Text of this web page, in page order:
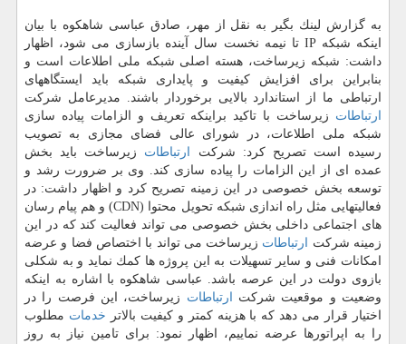
به گزارش لینك بگیر به نقل از مهر، صادق عباسی شاهكوه با بیان
اینكه شبكه IP تا نیمه نخست سال آینده بازسازی می شود، اظهار
داشت: شبكه زیرساخت، هسته اصلی شبكه ملی اطلاعات است و
بنابراین برای افزایش كیفیت و پایداری شبكه باید ایستگاههای
ارتباطی ما از استاندارد بالایی برخوردار باشند. مدیرعامل شركت
ارتباطات زیرساخت با تاكید براینكه تعریف و الزامات پیاده سازی
شبكه ملی اطلاعات، در شورای عالی فضای مجازی به تصویب
رسیده است تصریح كرد: شركت
ارتباطات زیرساخت باید بخش
عمده ای از این الزامات را پیاده سازی كند. وی بر ضرورت رشد و
توسعه بخش خصوصی در این زمینه تصریح كرد و اظهار داشت: در
فعالیتهایی مثل راه اندازی شبكه تحویل محتوا (CDN) و هم پیام رسان
های اجتماعی داخلی بخش خصوصی می تواند فعالیت كند كه در این
زمینه شركت
ارتباطات زیرساخت می تواند با اختصاص فضا و عرضه
امكانات فنی و سایر تسهیلات به این پروژه ها كمك نماید و به شكلی
بازوی دولت در این عرصه باشد. عباسی شاهكوه با اشاره به اینكه
وضعیت و موقعیت شركت
ارتباطات زیرساخت، این فرصت را در
اختیار قرار می دهد كه با هزینه كمتر و كیفیت بالاتر خدمات مطلوب
را به اپراتورها عرضه نماییم، اظهار نمود: برای تامین نیاز به روز